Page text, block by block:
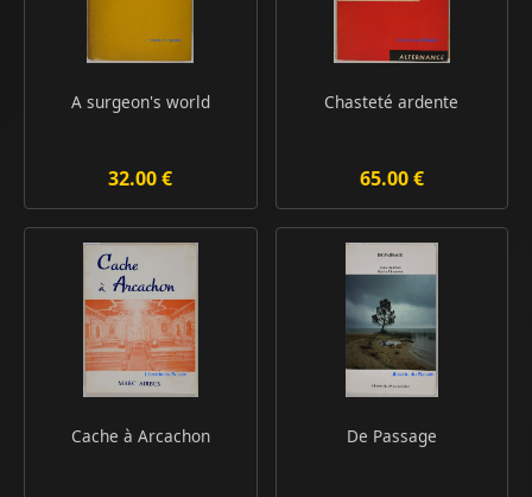
A surgeon's world
32.00 €
Chasteté ardente
65.00 €
Cache à Arcachon De Passage